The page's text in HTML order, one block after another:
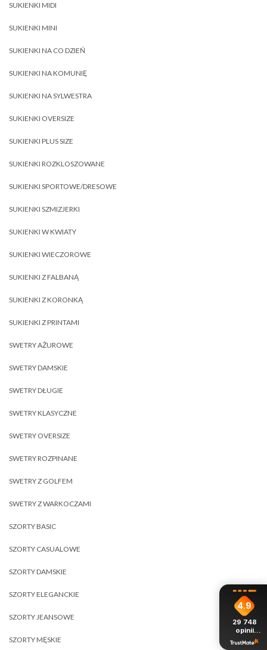
SUKIENKI MIDI
SUKIENKI MINI
SUKIENKI NA CO DZIEŃ
SUKIENKI NA KOMUNIĘ
SUKIENKI NA SYLWESTRA
SUKIENKI OVERSIZE
SUKIENKI PLUS SIZE
SUKIENKI ROZKLOSZOWANE
SUKIENKI SPORTOWE/DRESOWE
SUKIENKI SZMIZJERKI
SUKIENKI W KWIATY
SUKIENKI WIECZOROWE
SUKIENKI Z FALBANĄ
SUKIENKI Z KORONKĄ
SUKIENKI Z PRINTAMI
SWETRY AŻUROWE
SWETRY DAMSKIE
SWETRY DŁUGIE
SWETRY KLASYCZNE
SWETRY OVERSIZE
SWETRY ROZPINANE
SWETRY Z GOLFEM
SWETRY Z WARKOCZAMI
SZORTY BASIC
SZORTY CASUALOWE
SZORTY DAMSKIE
SZORTY ELEGANCKIE
SZORTY JEANSOWE
SZORTY MĘSKIE
4.9
29 748
opinii
z całego
okresu